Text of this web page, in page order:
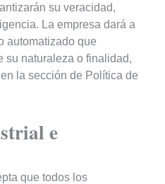
su veracidad,
La empresa dará a
automatizado que
su naturaleza o finalidad,
la sección de Política de
e
que todos los